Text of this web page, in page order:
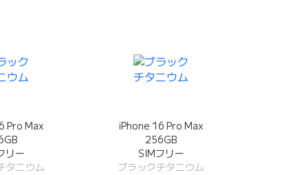
Pro Max
リー
タニウム
iPhone 16 Pro Max
256GB
SIMフリー
ブラックチタニウム